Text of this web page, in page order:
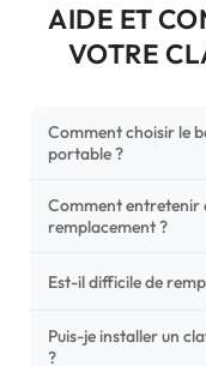
AIDE ET
VOTRE
Comment choisir le
portable ?
Pour ne pas vous
votre clavier
photos HD) et
Comment entretenir
remplacement ?
Un entretien régulier
poussières sous les
privilégiez un
Est-il difficile de
C'est une réparation
Puis-je installer un
?